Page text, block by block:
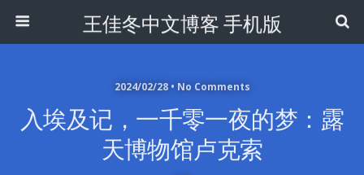
王佳冬中文博客 手机版
2024/02/28 • No Comments
入埃及记，一千零一夜的梦：露
天博物馆卢克索